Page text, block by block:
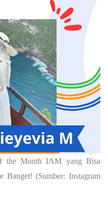
the Month IAM yang Bisa
Banget! (Sumber: Instagram